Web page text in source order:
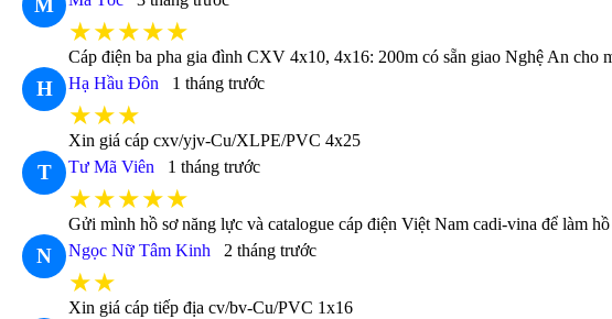
M
★★★★★
Cáp điện ba pha gia đình CXV 4x10, 4x16: 200m có sẵn giao Nghệ An
H Hạ Hầu Đôn 1 tháng trước
★★★
Xin giá cáp cxv/yjv-Cu/XLPE/PVC 4x25
T Tư Mã Viên 1 tháng trước
★★★★★
Gửi mình hồ sơ năng lực và catalogue cáp điện Việt Nam cadi-vina để làm
N Ngọc Nữ Tâm Kinh 2 tháng trước
★★
Xin giá cáp tiếp địa cv/bv-Cu/PVC 1x16